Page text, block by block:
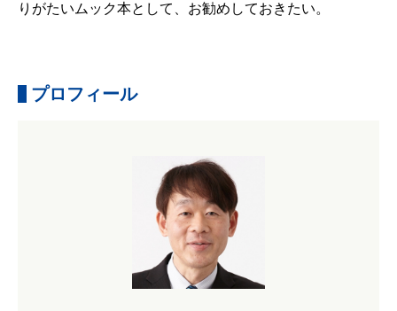
りがたいムック本として、お勧めしておきたい。
プロフィール